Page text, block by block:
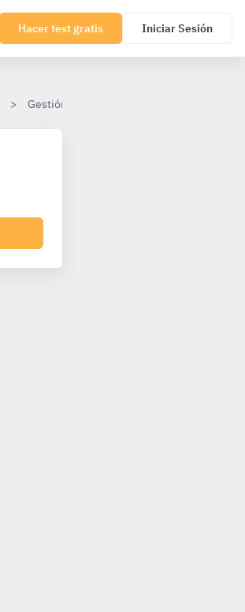
Hacer test gratis Iniciar Sesión
Gestión Penitenciaria